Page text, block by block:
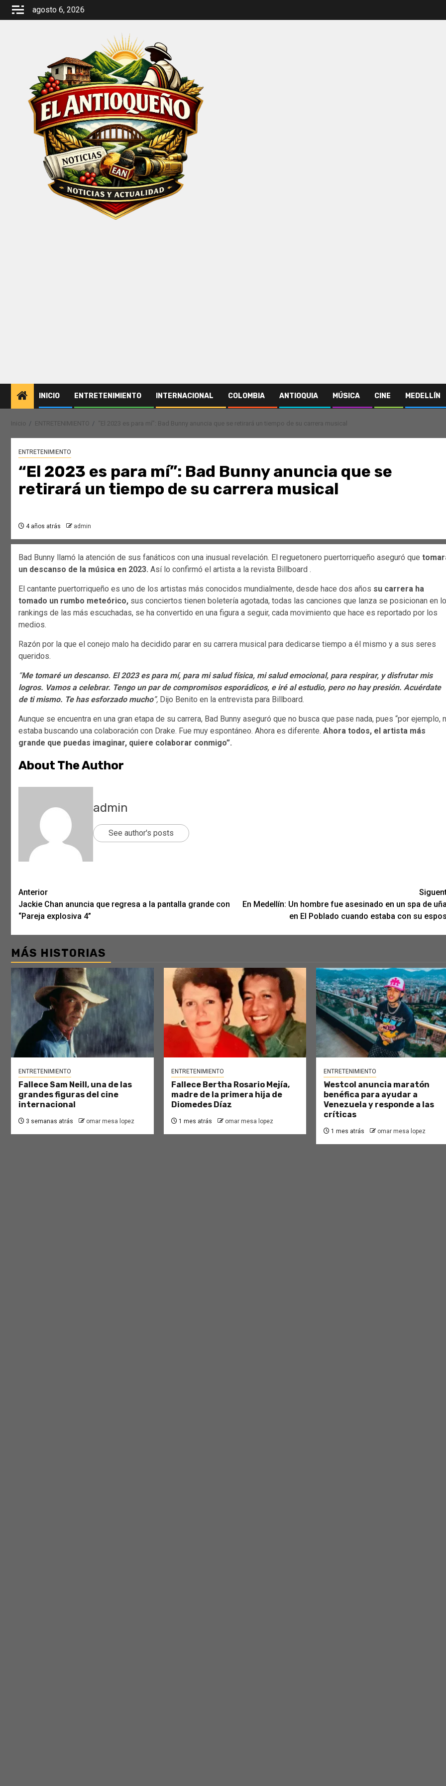
Saltar
agosto 6, 2026
INICIO ENTRETENIMIENTO INTERNACIONAL COLOMBIA ANTIOQUIA MÚSICA CINE MEDELLÍN
Inicio ENTRETENIMIENTO “El 2023 es para mí”: Bad Bunny anuncia que se retirará un tiempo de su carrera musical
ENTRETENIMIENTO
“El 2023 es para mí”: Bad Bunny anuncia que se
retirará un tiempo de su carrera musical
4 años atrás admin
Bad Bunny llamó la atención de sus fanáticos con una inusual revelación. El reguetonero puertorriqueño aseguró que
un descanso de la música en 2023. Así lo confirmó el artista a la revista Billboard .
El cantante puertorriqueño es uno de los artistas más conocidos mundialmente, desde hace dos años su carrera ha
tomado un rumbo meteórico, sus conciertos tienen boletería agotada, todas las canciones que lanza se posicionan en
rankings de las más escuchadas, se ha convertido en una figura a seguir, cada movimiento que hace es reportado por los
medios.
Razón por la que el conejo malo ha decidido parar en su carrera musical para dedicarse tiempo a él mismo y a sus seres
queridos.
“Me tomaré un descanso. El 2023 es para mí, para mi salud física, mi salud emocional, para respirar, y disfrutar mis
logros. Vamos a celebrar. Tengo un par de compromisos esporádicos, e iré al estudio, pero no hay presión. Acuérdate
de ti mismo. Te has esforzado mucho”, Dijo Benito en la entrevista para Billboard.
Aunque se encuentra en una gran etapa de su carrera, Bad Bunny aseguró que no busca que pase nada, pues “por ejemplo,
estaba buscando una colaboración con Drake. Fue muy espontáneo. Ahora es diferente. Ahora todos, el artista más
grande que puedas imaginar, quiere colaborar conmigo”.
About The Author
admin
See author's posts
Post
navigation
Anterior
Jackie Chan anuncia que regresa a la pantalla grande con
“Pareja explosiva 4”
En Medellín: Un hombre fue asesinado en un spa de
en El Poblado cuando estaba con su
MÁS HISTORIAS
ENTRETENIMIENTO
Fallece Sam Neill, una de las
grandes figuras del cine
internacional
3 semanas atrás omar mesa lopez
ENTRETENIMIENTO
Fallece Bertha Rosario Mejía,
madre de la primera hija de
Diomedes Díaz
1 mes atrás omar mesa lopez
ENTRETENIMIENTO
Westcol anuncia maratón
benéfica para ayudar a
Venezuela y responde a las
críticas
1 mes atrás omar mesa lopez